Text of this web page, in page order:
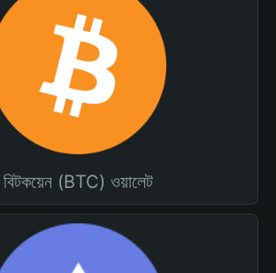
বিটকয়েন (BTC) ওয়ালেট